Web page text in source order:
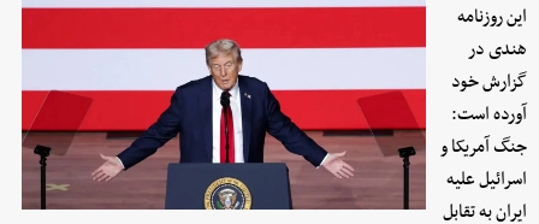
این روزنامه
هندی در
گزارش خود
آورده است:
جنگ آمریکا و
اسرائیل علیه
ایران به تقابل